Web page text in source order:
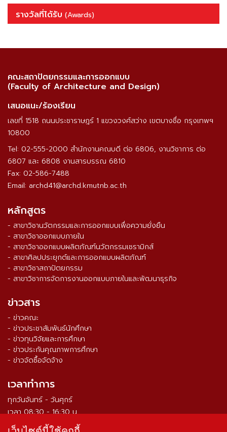
รางวัลที่ได้รับ (Awards)
คณะสถาปัตยกรรมและการออกแบบ
(Faculty of Architecture and Design)
เสนอแนะ/ร้องเรียน
เลขที่ 1518 ถนนประชาราษฎร์ 1 แขวงวงศ์สว่าง เขตบางซื่อ กรุงเทพฯ
10800
Tel: 02-555-2000 สำนักงานคณบดี ต่อ 6806, งานวิชาการ ต่อ
6807 และ 6808 งานสารบรรณ 6810
Fax: 02-586-7488
Email: archd41@archd.kmutnb.ac.th
หลักสูตร
- สาขาวิชานวัตกรรมและการออกแบบเพื่อความยั่งยืน
- สาขาวิชาออกแบบภายใน
- สาขาวิชาออกแบบผลิตภัณฑ์นวัตกรรมเซรามิกส์
- สาขาศิลปประยุกต์และการออกแบบผลิตภัณฑ์
- สาขาวิชาสถาปัตยกรรม
- สาขาวิชาการจัดการงานออกแบบภายในและพัฒนาธุรกิจ
ข่าวสาร
- ข่าวคณะ
- ข่าวประชาสัมพันธ์นักศึกษา
- ข่าวทุนวิจัยและการศึกษา
- ข่าวประกันคุณภาพการศึกษา
- ข่าวจัดซื้อจัดจ้าง
เวลาทำการ
ทุกวันจันทร์ - วันศุกร์
เวลา 08:30 - 16:30 น.